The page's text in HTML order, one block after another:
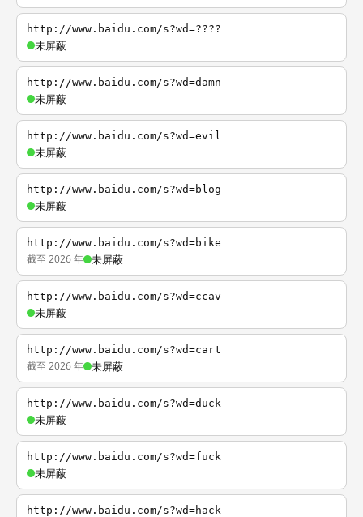
http://www.baidu.com/s?wd=????
未屏蔽
http://www.baidu.com/s?wd=damn
未屏蔽
http://www.baidu.com/s?wd=evil
未屏蔽
http://www.baidu.com/s?wd=blog
未屏蔽
http://www.baidu.com/s?wd=bike
截至 2026 年 未屏蔽
http://www.baidu.com/s?wd=ccav
未屏蔽
http://www.baidu.com/s?wd=cart
截至 2026 年 未屏蔽
http://www.baidu.com/s?wd=duck
未屏蔽
http://www.baidu.com/s?wd=fuck
未屏蔽
http://www.baidu.com/s?wd=hack